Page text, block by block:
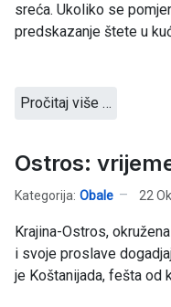
sreća. Ukoliko se
predskazanje štete u
Pročitaj više …
Ostros:
Kategorija: Obale 22
Krajina-Ostros,
i svoje proslave
je Koštanijada, fešta od